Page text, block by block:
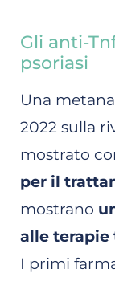
Gli anti-
psoriasi
Una
2022 sulla
mostrato
per il
mostrano
alle terapie
I primi